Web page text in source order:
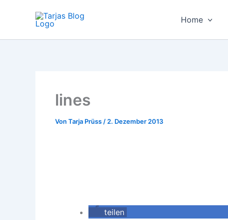
Home
lines
Von Tarja Prüss / 2. Dezember 2013
teilen